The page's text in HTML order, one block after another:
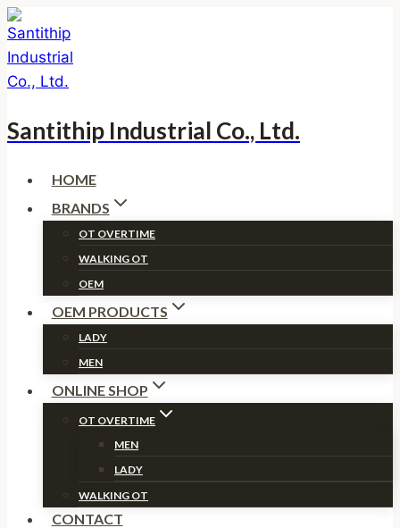
Skip
to
content
Santithip Industrial Co., Ltd.
HOME
BRANDS
OT OVERTIME
WALKING OT
OEM
OEM PRODUCTS
LADY
MEN
ONLINE SHOP
OT OVERTIME
MEN
LADY
WALKING OT
CONTACT